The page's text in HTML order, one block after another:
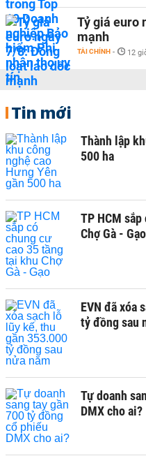
Tỷ giá euro
mạnh
TÀI CHÍNH - 12
Tin mới
Thành lập
500 ha
TP HCM
Chợ Gà - Gạo
EVN đã xóa
tỷ đồng sau
Tự doanh
DMX cho ai?